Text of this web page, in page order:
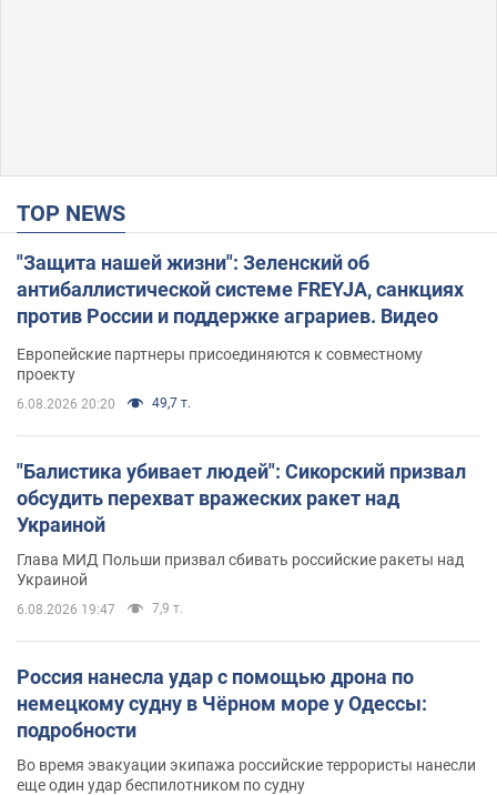
TOP NEWS
"Защита нашей жизни": Зеленский об
антибаллистической системе FREYJA, санкциях
против России и поддержке аграриев. Видео
Европейские партнеры присоединяются к совместному
проекту
6.08.2026 20:20 49,7 т.
"Балистика убивает людей": Сикорский призвал
обсудить перехват вражеских ракет над
Украиной
Глава МИД Польши призвал сбивать российские ракеты над
Украиной
6.08.2026 19:47 7,9 т.
Россия нанесла удар с помощью дрона по
немецкому судну в Чёрном море у Одессы:
подробности
Во время эвакуации экипажа российские террористы нанесли
еще один удар беспилотником по судну